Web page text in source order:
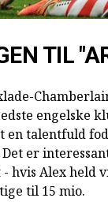
TIL
engelske
en talentfuld
er
hvis Alex held
til 15 mio.